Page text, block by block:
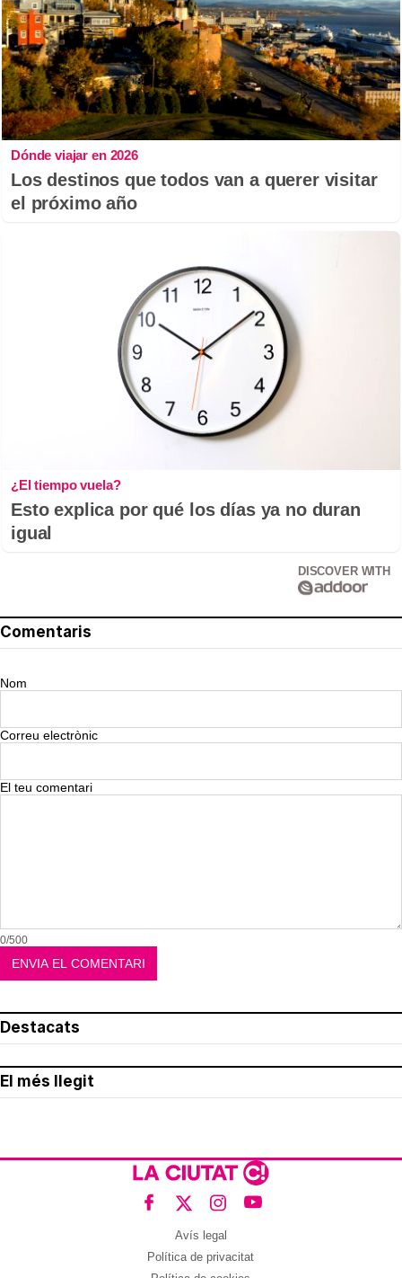
Dónde viajar en 2026
Los destinos que todos van a querer visitar
el próximo año
¿El tiempo vuela?
Esto explica por qué los días ya no duran
igual
DISCOVER WITH
Comentaris
Nom
Correu electrònic
El teu comentari
0/500
Destacats
El més llegit
Avís legal
Política de privacitat